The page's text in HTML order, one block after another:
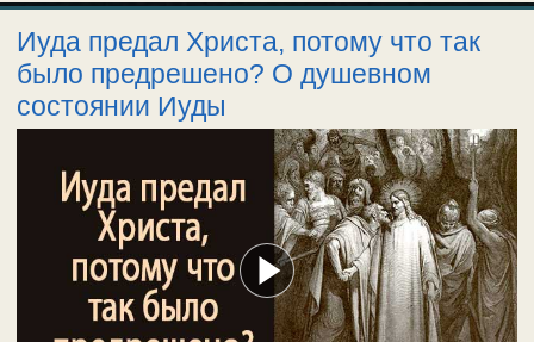
Иуда предал Христа, потому что так
было предрешено? О душевном
состоянии Иуды